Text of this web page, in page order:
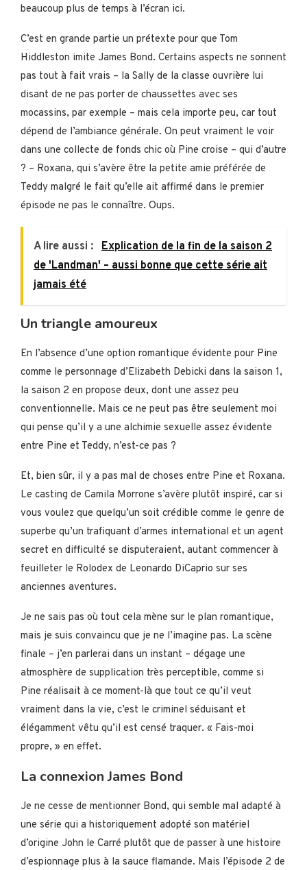
beaucoup plus de temps à l’écran ici.
C’est en grande partie un prétexte pour que Tom
Hiddleston imite James Bond. Certains aspects ne sonnent
pas tout à fait vrais – la Sally de la classe ouvrière lui
disant de ne pas porter de chaussettes avec ses
mocassins, par exemple – mais cela importe peu, car tout
dépend de l’ambiance générale. On peut vraiment le voir
dans une collecte de fonds chic où Pine croise – qui d’autre
? – Roxana, qui s’avère être la petite amie préférée de
Teddy malgré le fait qu’elle ait affirmé dans le premier
épisode ne pas le connaître. Oups.
A lire aussi :
Explication de la fin de la saison 2
de 'Landman' – aussi bonne que cette série ait
jamais été
Un triangle amoureux
En l’absence d’une option romantique évidente pour Pine
comme le personnage d’Elizabeth Debicki dans la saison 1,
la saison 2 en propose deux, dont une assez peu
conventionnelle. Mais ce ne peut pas être seulement moi
qui pense qu’il y a une alchimie sexuelle assez évidente
entre Pine et Teddy, n’est-ce pas ?
Et, bien sûr, il y a pas mal de choses entre Pine et Roxana.
Le casting de Camila Morrone s’avère plutôt inspiré, car si
vous voulez que quelqu’un soit crédible comme le genre de
superbe qu’un trafiquant d’armes international et un agent
secret en difficulté se disputeraient, autant commencer à
feuilleter le Rolodex de Leonardo DiCaprio sur ses
anciennes aventures.
Je ne sais pas où tout cela mène sur le plan romantique,
mais je suis convaincu que je ne l’imagine pas. La scène
finale – j’en parlerai dans un instant – dégage une
atmosphère de supplication très perceptible, comme si
Pine réalisait à ce moment-là que tout ce qu’il veut
vraiment dans la vie, c’est le criminel séduisant et
élégamment vêtu qu’il est censé traquer. « Fais-moi
propre, » en effet.
La connexion James Bond
Je ne cesse de mentionner Bond, qui semble mal adapté à
une série qui a historiquement adopté son matériel
d’origine John le Carré plutôt que de passer à une histoire
d’espionnage plus à la sauce flamande. Mais l’épisode 2 de